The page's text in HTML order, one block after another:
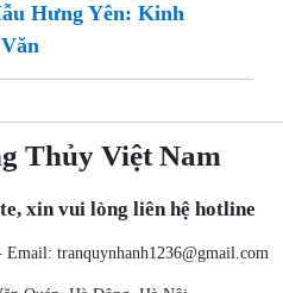
Hưng Yên: Kinh
Thủy Việt Nam
xin vui lòng liên hệ hotline
Email: tranquynhanh1236@gmail.com